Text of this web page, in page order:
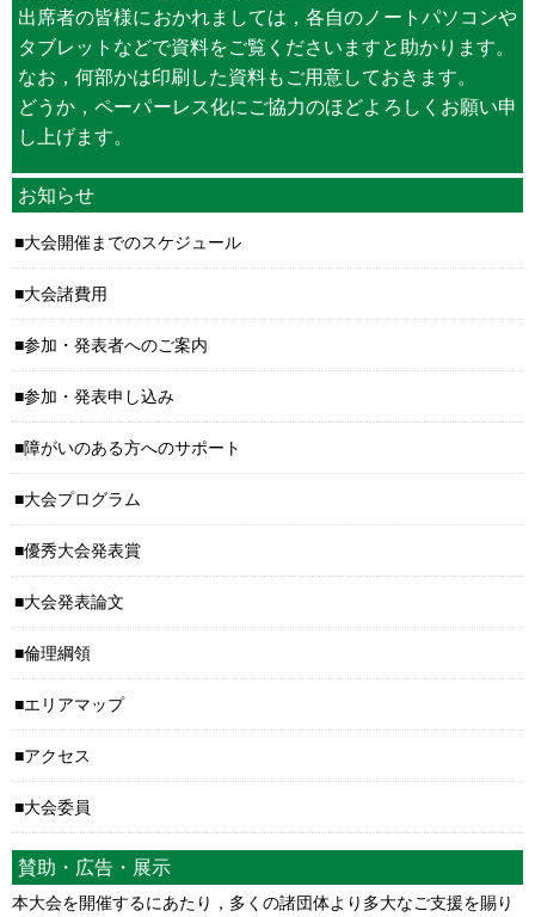
出席者の皆様におかれましては，各自のノートパソコンや
タブレットなどで資料をご覧くださいますと助かります。
なお，何部かは印刷した資料もご用意しておきます。
どうか，ペーパーレス化にご協力のほどよろしくお願い申
し上げます。
お知らせ
大会開催までのスケジュール
大会諸費用
参加・発表者へのご案内
参加・発表申し込み
障がいのある方へのサポート
大会プログラム
優秀大会発表賞
大会発表論文
倫理綱領
エリアマップ
アクセス
大会委員
賛助・広告・展示
本大会を開催するにあたり，多くの諸団体より多大なご支援を賜り